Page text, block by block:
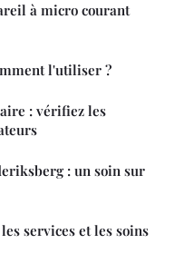
à micro courant
l'utiliser ?
: vérifiez les
: un soin sur
services et les soins